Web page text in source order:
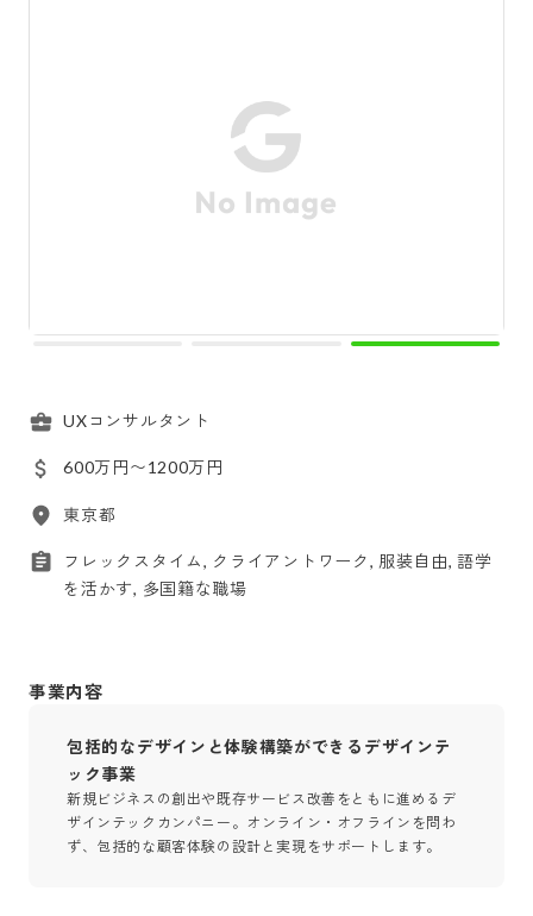
UXコンサルタント
600万円〜1200万円
東京都
フレックスタイム, クライアントワーク, 服装自由, 語学
を活かす, 多国籍な職場
事業内容
包括的なデザインと体験構築ができるデザインテ
ック事業
新規ビジネスの創出や既存サービス改善をともに進めるデ
ザインテックカンパニー。オンライン・オフラインを問わ
ず、包括的な顧客体験の設計と実現をサポートします。